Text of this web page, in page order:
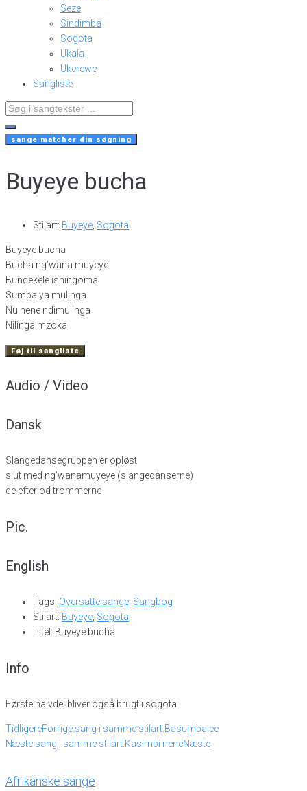
Seze
Sindimba
Sogota
Ukala
Ukerewe
Sangliste
Search
...
sange matcher din søgning
Buyeye bucha
Stilart: Buyeye Sogota
Buyeye bucha
Bucha ng’wana muyeye
Bundekele ishingoma
Sumba ya mulinga
Nu nene ndimulinga
Nilinga mzoka
Føj til sangliste
Audio / Video
Dansk
Slangedansegruppen er opløst
slut med ng’wanamuyeye (slangedanserne)
de efterlod trommerne
Pic.
English
Tags: Oversatte sange, Sangbog
Stilart: Buyeye, Sogota
Titel: Buyeye bucha
Info
Første halvdel bliver også brugt i sogota
TidligereForrige sang i samme stilart:Basumba ee
Næste sang i samme stilart:Kasimbi neneNæste
Afrikanske sange